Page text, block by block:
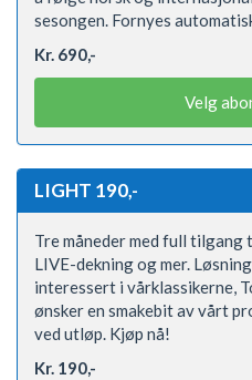
sesongen. Fornyes
Kr. 690,-
Velg
LIGHT 190,-
Tre måneder med full
LIVE-dekning og mer.
interessert i vårklassikerne,
ønsker en smakebit av vårt
ved utløp. Kjøp nå!
Kr. 190,-